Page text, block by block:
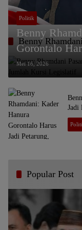
Benny
Politik
Benny
Gorontalo
Legislatif
Mei 16, 2026
Jadi
Popular Post